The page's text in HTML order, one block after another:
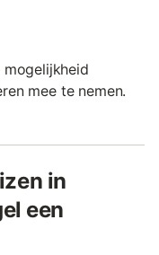
mee te nemen.
in
een